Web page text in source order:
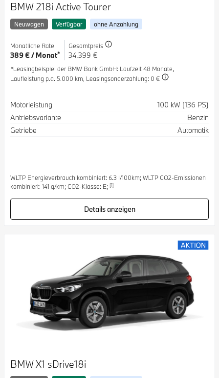
BMW 218i Active Tourer
Neuwagen Verfügbar ohne Anzahlung
Monatliche Rate
389 € / Monat*
Gesamtpreis
34.399 €
*Leasingbeispiel der BMW Bank GmbH: Laufzeit 48 Monate,
Laufleistung p.a. 5.000 km, Leasingsonderzahlung: 0 €
Spezifikation
Motorleistung
100 kW (136 PS)
Antriebsvariante
Benzin
Getriebe
Automatik
WLTP Energieverbrauch kombiniert: 6.3 l/100km; WLTP CO2-Emissionen
kombiniert: 141 g/km; CO2-Klasse: E; [1]
Details anzeigen
BMW X1 sDrive18i